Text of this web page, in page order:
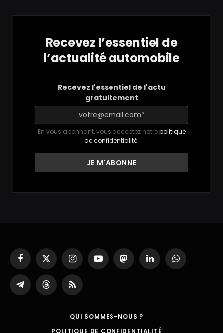
Recevez l’essentiel de
l’actualité automobile
Recevez l'essentiel de l'actu
gratuitement
En vous abonnant, vous acceptez notrepolitique
de confidentialité.
Facebook
X
(Twitter)
InstagramYouTubeMastodonLinkedInWhatsApp
Partager
sur
ThreadsRSS
QUI SOMMES-NOUS ?
POLITIQUE DE CONFIDENTIALITÉ